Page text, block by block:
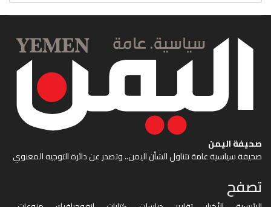
صحيفة اليمن
صحيفة سياسية عامة تتناول الشأن اليمن.. وتصدر عن دائرة التوجيه المعنوي
تصفح